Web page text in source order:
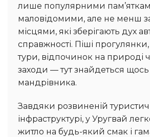
лише популярними
маловідомими, але не менш
місцями, які зберігають дух
справжності. Піші прогулянки,
тури, відпочинок на природі
заходи — тут знайдеться
мандрівника.
Завдяки розвиненій туристичній
інфраструктурі, у Уругвай
житло на будь-який смак і